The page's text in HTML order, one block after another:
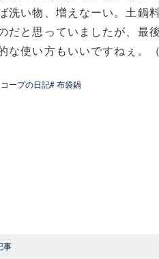
洗い物、増えなーい。土鍋
だと思っていましたが、最
な使い方もいいですねぇ。
ープの日記# 布袋鍋
事